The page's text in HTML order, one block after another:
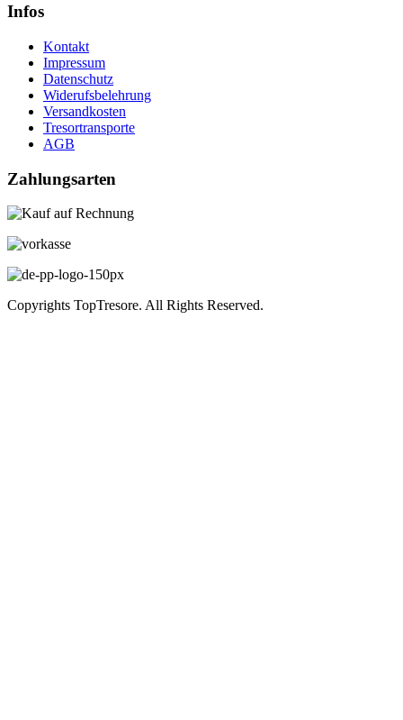
Infos
Kontakt
Impressum
Datenschutz
Widerufsbelehrung
Versandkosten
Tresortransporte
AGB
Zahlungsarten
Copyrights TopTresore. All Rights Reserved.